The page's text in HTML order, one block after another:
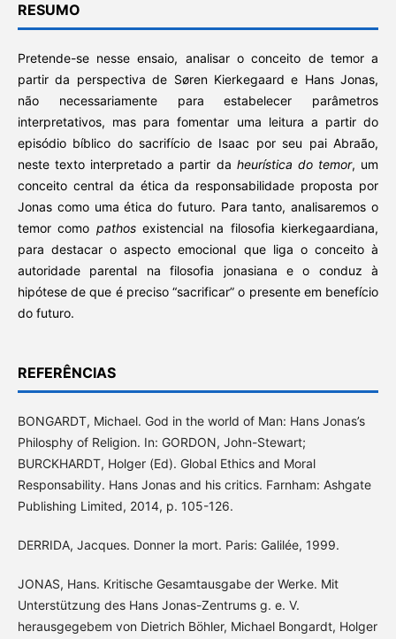
RESUMO
Pretende-se nesse ensaio, analisar o conceito de temor a
partir da perspectiva de Søren Kierkegaard e Hans Jonas,
não necessariamente para estabelecer parâmetros
interpretativos, mas para fomentar uma leitura a partir do
episódio bíblico do sacrifício de Isaac por seu pai Abraão,
neste texto interpretado a partir da heurística do temor, um
conceito central da ética da responsabilidade proposta por
Jonas como uma ética do futuro. Para tanto, analisaremos o
temor como pathos existencial na filosofia kierkegaardiana,
para destacar o aspecto emocional que liga o conceito à
autoridade parental na filosofia jonasiana e o conduz à
hipótese de que é preciso “sacrificar” o presente em benefício
do futuro.
REFERÊNCIAS
BONGARDT, Michael. God in the world of Man: Hans Jonas’s
Philosphy of Religion. In: GORDON, John-Stewart;
BURCKHARDT, Holger (Ed). Global Ethics and Moral
Responsability. Hans Jonas and his critics. Farnham: Ashgate
Publishing Limited, 2014, p. 105-126.
DERRIDA, Jacques. Donner la mort. Paris: Galilée, 1999.
JONAS, Hans. Kritische Gesamtausgabe der Werke. Mit
Unterstützung des Hans Jonas-Zentrums g. e. V.
herausgegebem von Dietrich Böhler, Michael Bongardt, Holger